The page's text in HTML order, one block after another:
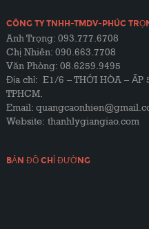
CÔNG TY TNHH-TMDV-PHÚC
Anh Trọng: 093.777.6708
Chị Nhiên: 090.663.7708
Văn Phòng: 08.6259.9495
Địa chỉ: E1/6 – THỚI HÒA – ẤP
TPHCM.
Email:
Website: thanhlygiangiao.com
BẢN ĐỒ CHỈ ĐƯỜNG